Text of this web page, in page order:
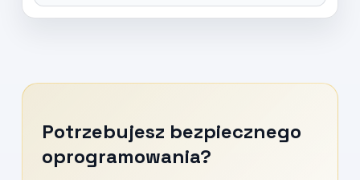
Potrzebujesz bezpiecznego
oprogramowania?